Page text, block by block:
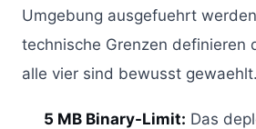
Umgebung ausgefuehrt
technische Grenzen definieren
alle vier sind bewusst gewaehlt.
5 MB Binary-Limit: Das